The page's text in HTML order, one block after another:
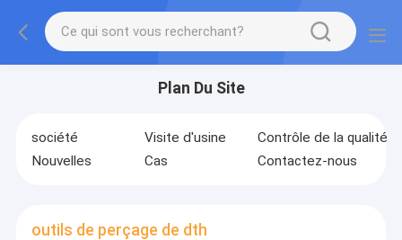
Plan Du Site
société Visite d'usine
Contrôle de la qualité
Nouvelles
Cas Contactez-nous
outils de perçage de dth